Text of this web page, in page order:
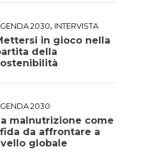
2030, INTERVISTA
in gioco nella
della
2030
malnutrizione come
da affrontare a
globale